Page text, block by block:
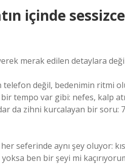
içinde
merak edilen detaylara
telefon değil, bedenimin ritmi
tempo var gibi: nefes, kalp
da zihni kurcalayan bir soru:
seferinde aynı şey oluyor:
ben bir şeyi mi